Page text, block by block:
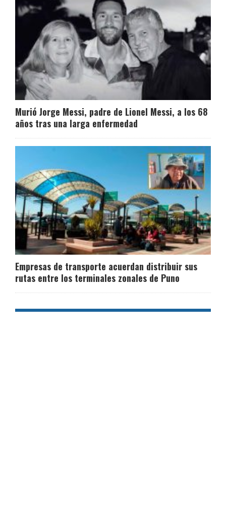
Murió Jorge Messi, padre de Lionel Messi, a los 68
años tras una larga enfermedad
Empresas de transporte acuerdan distribuir sus
rutas entre los terminales zonales de Puno